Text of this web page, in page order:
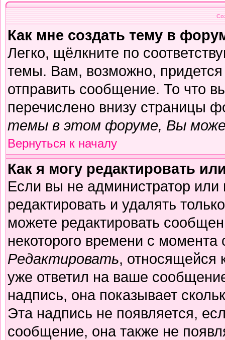
Как мне создать тему в
Легко, щёлкните по
темы. Вам, возможно, придется
отправить сообщение. То что
перечислено внизу страницы
темы в этом форуме, Вы
Вернуться к началу
Как я могу редактировать
Если вы не администратор
редактировать и удалять
можете редактировать
некоторого времени с
Редактировать, относящейся
уже ответил на ваше
надпись, она показывает
Эта надпись не появляется,
сообщение, она также не